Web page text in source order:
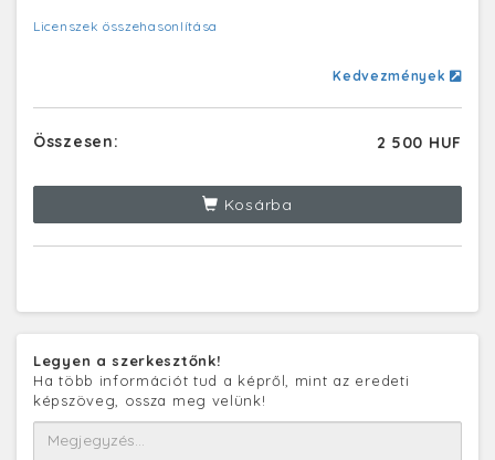
Licenszek összehasonlítása
Kedvezmények
Összesen: 2 500 HUF
Kosárba
Legyen a szerkesztőnk!
Ha több információt tud a képről, mint az eredeti
képszöveg, ossza meg velünk!